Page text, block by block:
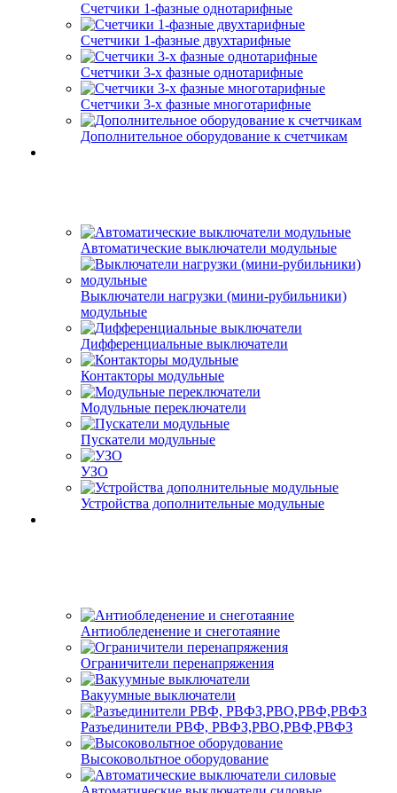
Счетчики 1-фазные однотарифные
Счетчики 1-фазные двухтарифные
Счетчики 3-х фазные однотарифные
Счетчики 3-х фазные многотарифные
Дополнительное оборудование к счетчикам
Автоматические выключатели модульные
Выключатели нагрузки (мини-рубильники)
модульные
Дифференциальные выключатели
Контакторы модульные
Модульные переключатели
Пускатели модульные
УЗО
Устройства дополнительные модульные
Антиобледенение и снеготаяние
Ограничители перенапряжения
Вакуумные выключатели
Разъединители РВФ, РВФЗ,РВО,РВФ,РВФЗ
Высоковольтное оборудование